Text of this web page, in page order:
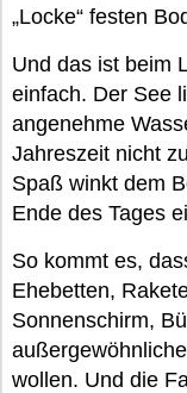
„Locke“ festen
Und das ist beim
einfach. Der See
angenehme
Jahreszeit nicht
Spaß winkt dem
Ende des Tages
So kommt es,
Ehebetten,
Sonnenschirm,
wollen. Und die